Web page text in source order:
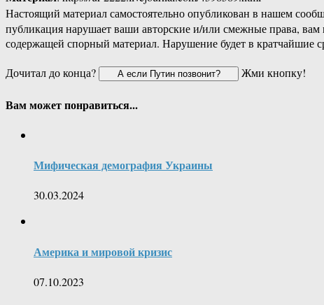
Настоящий материал самостоятельно опубликован в нашем
публикация нарушает ваши авторские и/или смежные права,
содержащей спорный материал. Нарушение будет в кратчайшие
Дочитал до конца?
Жми кнопку!
Вам может понравиться...
Мифическая демография Украины
30.03.2024
Америка и мировой кризис
07.10.2023